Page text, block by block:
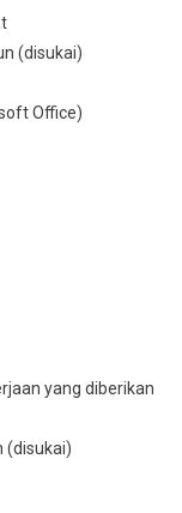
(disukai)
Office)
yang diberikan
(disukai)